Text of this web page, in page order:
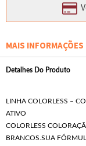
MAIS INFORMAÇÕES
Detalhes Do Produto
LINHA COLORLESS –
ATIVO
COLORLESS
BRANCOS.SUA